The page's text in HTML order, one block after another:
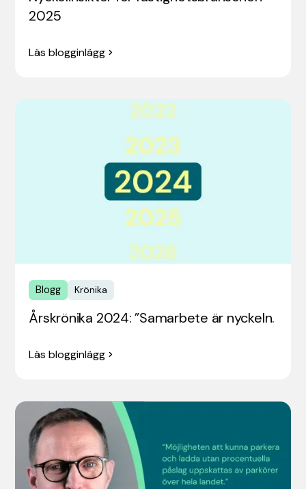
2025
Läs blogginlägg
Blogg Krönika
Årskrönika 2024: ”Samarbete är nyckeln.
Läs blogginlägg